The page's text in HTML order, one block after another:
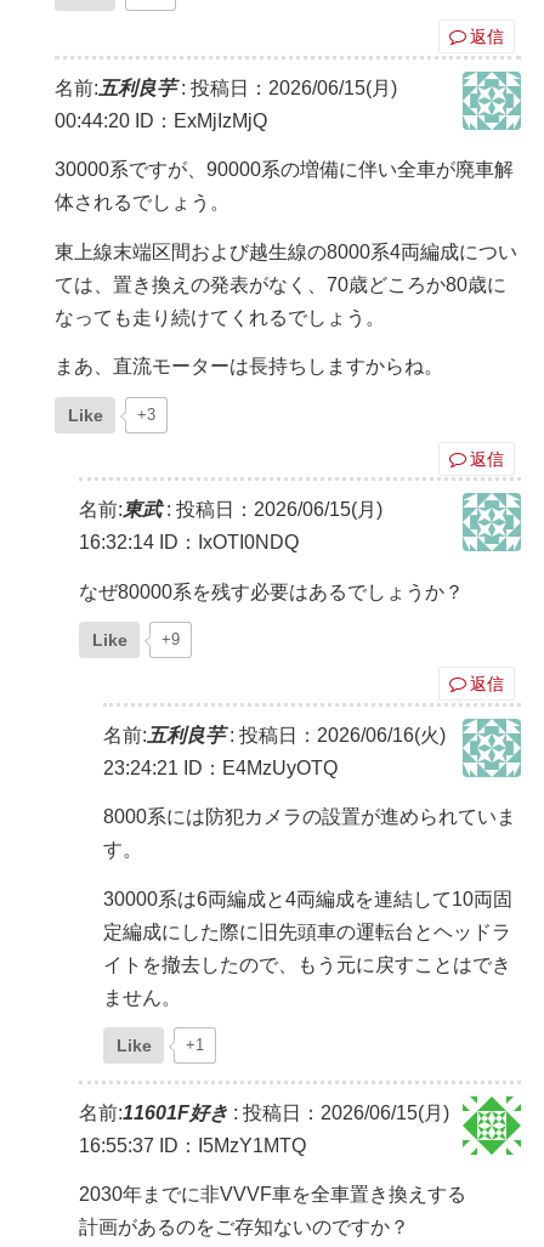
返信
名前: 五利良芋: 投稿日：2026/06/15(月)
00:44:20 ID：ExMjIzMjQ
30000系ですが、90000系の増備に伴い全車が廃車解
体されるでしょう。
東上線末端区間および越生線の8000系4両編成につい
ては、置き換えの発表がなく、70歳どころか80歳に
なっても走り続けてくれるでしょう。
まあ、直流モーターは長持ちしますからね。
Like +3
返信
名前:東武: 投稿日：2026/06/15(月)
16:32:14 ID：IxOTI0NDQ
なぜ80000系を残す必要はあるでしょうか？
Like +9
返信
名前: 五利良芋: 投稿日：2026/06/16(火)
23:24:21
ID：E4MzUyOTQ
8000系には防犯カメラの設置が進められていま
す。
30000系は6両編成と4両編成を連結して10両固
定編成にした際に旧先頭車の運転台とヘッドラ
イトを撤去したので、もう元に戻すことはでき
ません。
Like +1
名前:11601F好き : 投稿日：2026/06/15(月)
16:55:37
ID：I5MzY1MTQ
2030年までに非VVVF車を全車置き換えする
計画があるのをご存知ないのですか？